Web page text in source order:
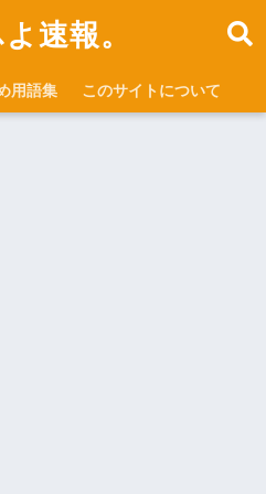
速報。
用語集 このサイトについて